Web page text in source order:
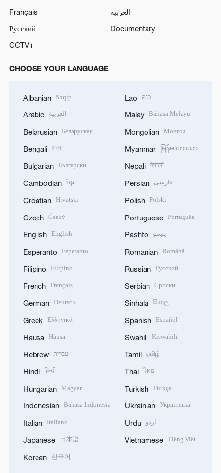
Français
العربية
Русский
Documentary
CCTV+
CHOOSE YOUR LANGUAGE
Albanian Shqip
Arabic العربية
Belarusian Беларуская
Bengali বাংলা
Bulgarian Български
Cambodian ខ្មែរ
Croatian Hrvatski
Czech Český
English English
Esperanto Esperanto
Filipino Filipino
French Français
German Deutsch
Greek Ελληνικά
Hausa Hausa
Hebrew עברית
Hindi हिन्दी
Hungarian Magyar
Indonesian Bahasa Indonesia
Italian Italiano
Japanese 日本語
Korean 한국어
Lao ລາວ
Malay Bahasa Melayu
Mongolian Монгол
Myanmar မြန်မာဘာသာ
Nepali नेपाली
Persian فارسی
Polish Polski
Portuguese Português
Pashto پښتو
Romanian Română
Russian Русский
Serbian Српски
Sinhala සිංහල
Spanish Español
Swahili Kiswahili
Tamil தமிழ்
Thai ไทย
Turkish Türkçe
Ukrainian Українська
Urdu اردو
Vietnamese Tiếng Việt